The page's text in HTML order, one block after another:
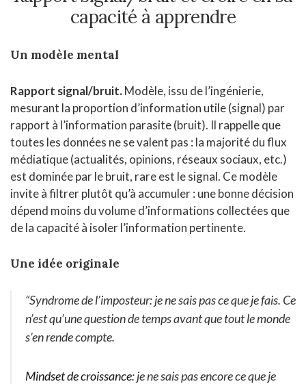
capacité à apprendre
Un modèle mental
Rapport signal/bruit.Modèle, issu de l’ingénierie,
mesurant la proportion d’information utile (signal) par
rapport à l’information parasite (bruit). Il rappelle que
toutes les données ne se valent pas : la majorité du flux
médiatique (actualités, opinions, réseaux sociaux, etc.)
est dominée par le bruit, rare est le signal. Ce modèle
invite à filtrer plutôt qu’à accumuler : une bonne décision
dépend moins du volume d’informations collectées que
de la capacité à isoler l’information pertinente.
Une idée originale
“Syndrome de l’imposteur: je ne sais pas ce que je fais. Ce
n’est qu’une question de temps avant que tout le monde
s’en rende compte.
Mindset de croissance: je ne sais pas encore ce que je